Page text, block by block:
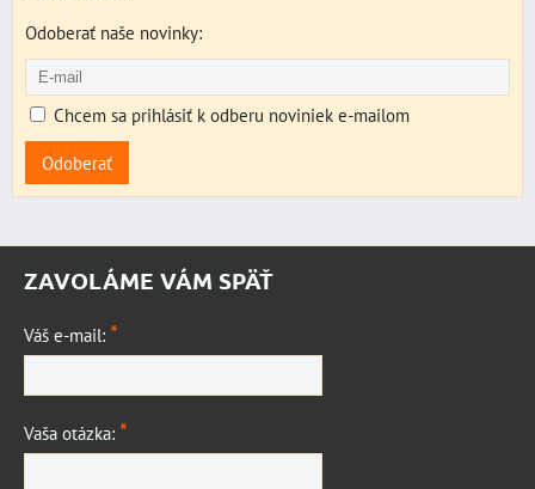
Odoberať naše novinky:
Chcem sa prihlásiť k odberu noviniek e-mailom
Odoberať
ZAVOLÁME VÁM SPÄŤ
Váš e-mail: *
Vaša otázka: *